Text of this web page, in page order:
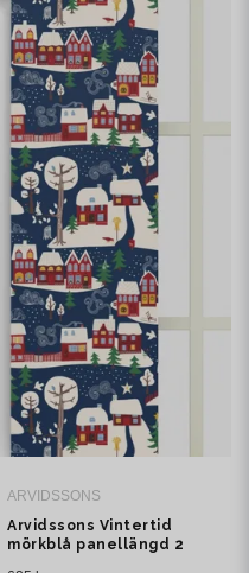
ARVIDSSONS
Arvidssons Vintertid
mörkblå panellängd 2